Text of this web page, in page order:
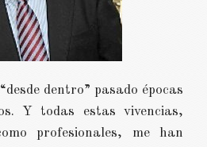
dentro” pasado épocas
Y todas estas vivencias,
profesionales, me han